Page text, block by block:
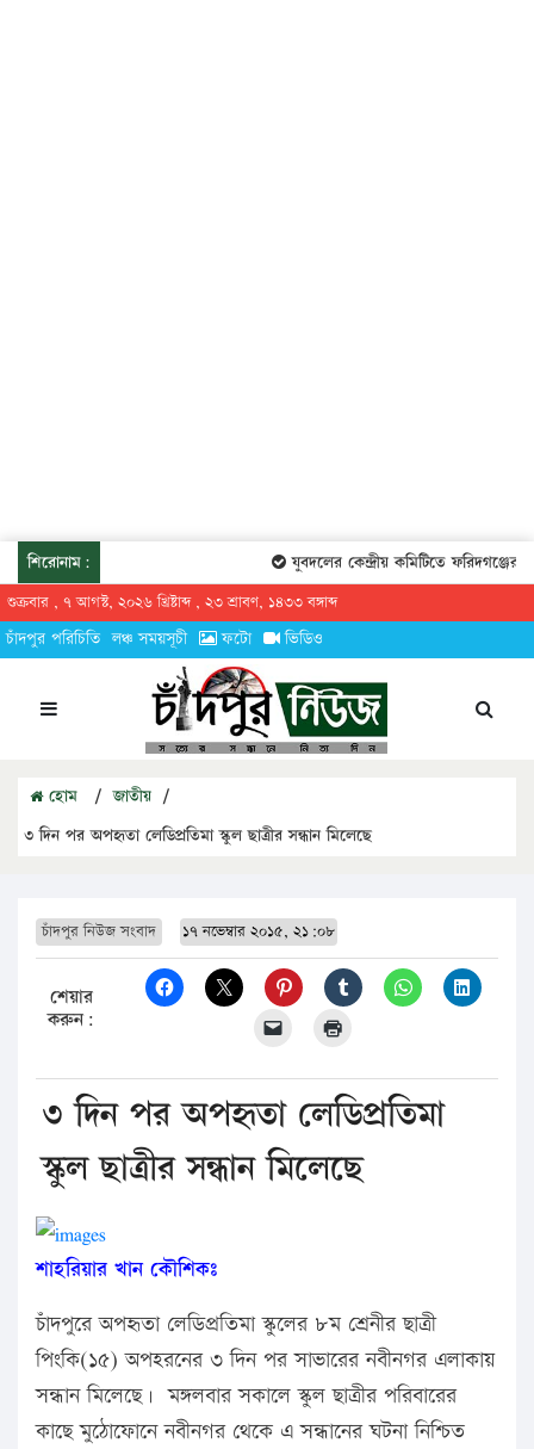
শিরোনাম: যুবদলের কেন্দ্রীয় কমিটিতে ফরিদগঞ্জের
শুক্রবার , ৭ আগস্ট, ২০২৬ খ্রিষ্টাব্দ , ২৩ শ্রাবণ, ১৪৩৩ বঙ্গাব্দ
চাঁদপুর পরিচিতি লঞ্চ সময়সূচী ফটো ভিডিও
হোম / জাতীয় /
৩ দিন পর অপহৃতা লেডিপ্রতিমা স্কুল ছাত্রীর সন্ধান মিলেছে
চাঁদপুর নিউজ সংবাদ ১৭ নভেম্বার ২০১৫, ২১:০৮
শেয়ার
করুন:
৩ দিন পর অপহৃতা লেডিপ্রতিমা
স্কুল ছাত্রীর সন্ধান মিলেছে
শাহরিয়ার খান কৌশিকঃ
চাঁদপুরে অপহৃতা লেডিপ্রতিমা স্কুলের ৮ম শ্রেনীর ছাত্রী
পিংকি(১৫) অপহরনের ৩ দিন পর সাভারের নবীনগর এলাকায়
সন্ধান মিলেছে। মঙ্গলবার সকালে স্কুল ছাত্রীর পরিবারের
কাছে মুঠোফোনে নবীনগর থেকে এ সন্ধানের ঘটনা নিশ্চিত